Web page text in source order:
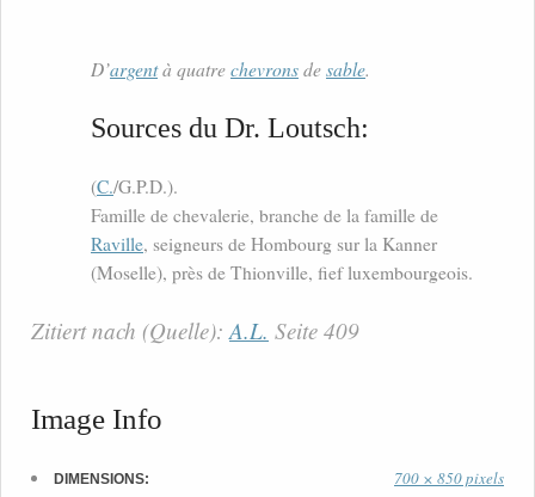
D’argentà quatrechevronsdesable.
Sources du Dr. Loutsch:
(C./G.P.D.).
Famille de chevalerie, branche de la famille de
Raville, seigneurs de Hombourg sur la Kanner
(Moselle), près de Thionville, fief luxembourgeois.
Zitiert nach (Quelle):A.L. Seite 409
Image Info
DIMENSIONS: 700 × 850 pixels